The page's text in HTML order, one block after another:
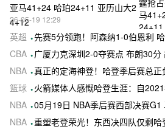
亚马41+24 哈珀24+11 亚历山大2
4+12
26-05-19 12:29
英超
先赛5分领跑！阿森纳1-0伯恩利 哈弗
CBA
广厦力克深圳2-0夺赛点 布朗30
NBA 真正的定海神登！哈登季后赛总正负值+62
篮球
火箭媒体人感慨哈登生涯：自2021年
NBA 05月19日 NBA季后赛西部决赛
NBA 重塑老登荣光！东西决四队仅剩